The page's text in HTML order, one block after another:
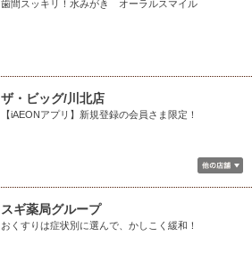
歯間スッキリ！水みがき オーラルスマイル
ザ・ビッグ/川北店
【iAEONアプリ】新規登録の会員さま限定！
スギ薬局グループ
おくすりは症状別に選んで、かしこく緩和！